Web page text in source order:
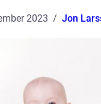
2023 Jon